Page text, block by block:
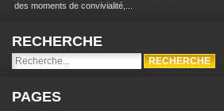
des moments de convivialité,...
RECHERCHE
PAGES